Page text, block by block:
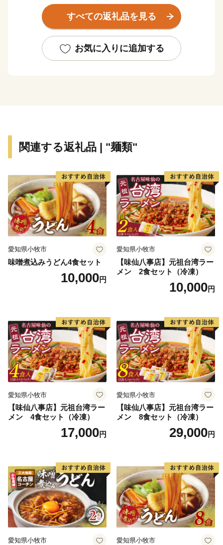
ぼる湯けむりと深山の緑、目の前を流れる清流が、情緒
豊かな風景を醸し出します。
を輩出するとともに、早池峰神楽や鹿踊りなどの郷土芸
能、日本三大杜氏のひとつ南部杜氏、さき織り、ホーム
すべての返礼品を見る
お気に入りに追加する
関連する返礼品 | "麺類"
愛知県小牧市
味噌煮込みうどん4食セット
10,000円
愛知県小牧市
【味仙八事店】元祖台湾ラー
メン 2食セット（冷凍）
10,000円
愛知県小牧市
【味仙八事店】元祖台湾ラー
メン 4食セット（冷凍）
17,000円
愛知県小牧市
【味仙八事店】元祖台湾ラー
メン 8食セット（冷凍）
29,000円
愛知県小牧市 愛知県小牧市